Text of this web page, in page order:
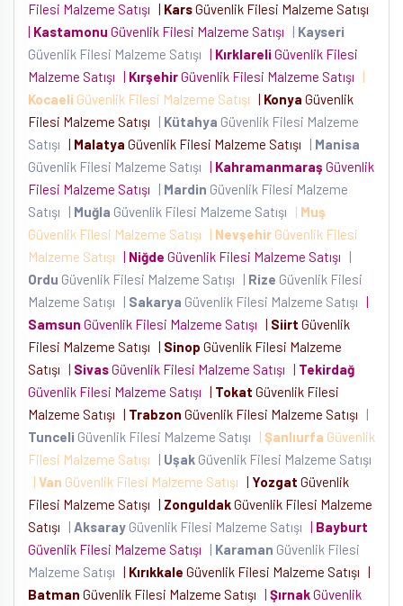
Filesi Malzeme Satışı | KarsGüvenlik Filesi Malzeme Satışı
| Kastamonu Güvenlik Filesi Malzeme Satışı | Kayseri
Güvenlik Filesi Malzeme Satışı | KırklareliGüvenlik Filesi
Malzeme Satışı | KırşehirGüvenlik Filesi Malzeme Satışı
|
Kocaeli Güvenlik Filesi Malzeme Satışı | Konya Güvenlik
Filesi Malzeme Satışı
| Kütahya Güvenlik Filesi Malzeme
Satışı | Malatya Güvenlik Filesi Malzeme Satışı | Manisa
Güvenlik Filesi Malzeme Satışı | Kahramanmaraş Güvenlik
Filesi Malzeme Satışı
| Mardin Güvenlik Filesi Malzeme
Satışı
| Muğla Güvenlik Filesi Malzeme Satışı | Muş
Güvenlik Filesi Malzeme Satışı
| Nevşehir Güvenlik Filesi
Malzeme Satışı | Niğde Güvenlik Filesi Malzeme Satışı
|
Ordu Güvenlik Filesi Malzeme Satışı | Rize Güvenlik Filesi
Malzeme Satışı
| Sakarya Güvenlik Filesi Malzeme Satışı |
Samsun Güvenlik Filesi Malzeme Satışı | Siirt Güvenlik
Filesi Malzeme Satışı | Sinop Güvenlik Filesi Malzeme
Satışı | SivasGüvenlik Filesi Malzeme Satışı | Tekirdağ
Güvenlik Filesi Malzeme Satışı | Tokat Güvenlik Filesi
Malzeme Satışı | Trabzon Güvenlik Filesi Malzeme Satışı
|
Tunceli Güvenlik Filesi Malzeme Satışı | Şanlıurfa Güvenlik
Filesi Malzeme Satışı
| Uşak Güvenlik Filesi Malzeme Satışı
| Van Güvenlik Filesi Malzeme Satışı | Yozgat Güvenlik
Filesi Malzeme Satışı | ZonguldakGüvenlik Filesi Malzeme
Satışı
| Aksaray Güvenlik Filesi Malzeme Satışı | Bayburt
Güvenlik Filesi Malzeme Satışı
| Karaman Güvenlik Filesi
Malzeme Satışı | Kırıkkale Güvenlik Filesi Malzeme Satışı |
Batman Güvenlik Filesi Malzeme Satışı | ŞırnakGüvenlik